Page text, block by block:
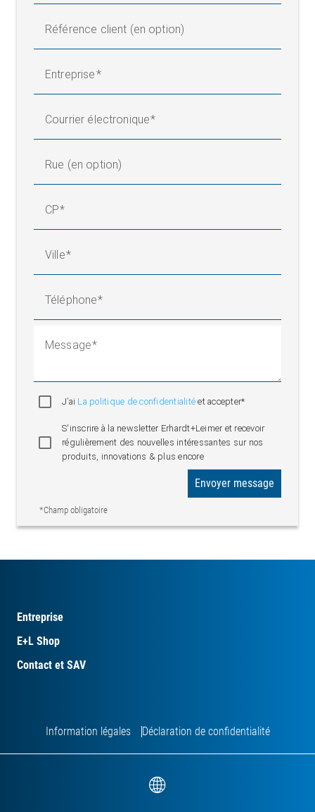
Référence client (en option)
Entreprise
Courrier électronique
Rue (en option)
CP
Ville
Téléphone
Message
J’ai La politique de confidentialitéet accepter*
S'inscrire à la newsletter Erhardt+Leimer et recevoir
régulièrement des nouvelles intéressantes sur nos
produits, innovations & plus encore
*Champ obligatoire
Envoyer message
Entreprise
E+L Shop
Contact et SAV
Information légales Déclaration de confidentialité